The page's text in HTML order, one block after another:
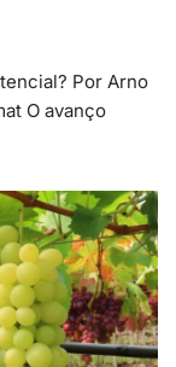
Por Arno
O avanço